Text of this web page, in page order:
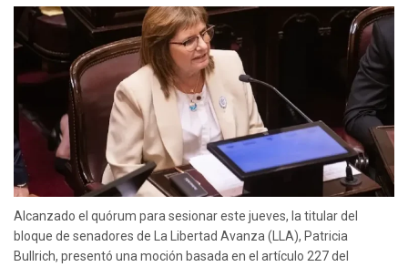
Alcanzado el quórum para sesionar este jueves, la titular del
bloque de senadores de La Libertad Avanza (LLA), Patricia
Bullrich, presentó una moción basada en el artículo 227 del